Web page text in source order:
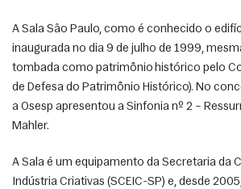
A Sala São Paulo, como é conhecido o
inaugurada no dia 9 de julho de 1999,
tombada como patrimônio histórico pelo
de Defesa do Patrimônio Histórico). No
a Osesp apresentou a Sinfonia nº 2 –
Mahler.
A Sala é um equipamento da Secretaria da
Indústria Criativas (SCEIC-SP) e, desde